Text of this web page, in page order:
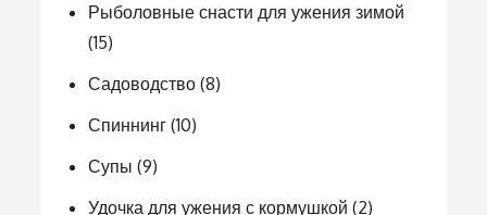
Рыболовные снасти для ужения зимой
(15)
Садоводство (8)
Спиннинг (10)
Супы (9)
Удочка для ужения с кормушкой (2)